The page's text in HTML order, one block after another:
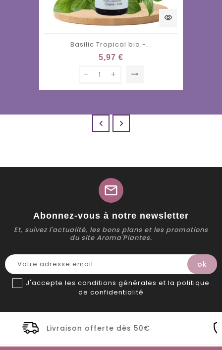
visibility
Basilic Tropical bio -...
5,97 €
trending_flat
 
mail
Abonnez-vous à notre newsletter
Et, suivez l'actualité, les bons plans et les promotions
du site Aroma'Plantes.
J'accepte les conditions générales et la politique
de confidentialité
50€ Distillerie Bio artisanale